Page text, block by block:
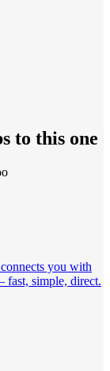
to this one
you with
simple, direct.